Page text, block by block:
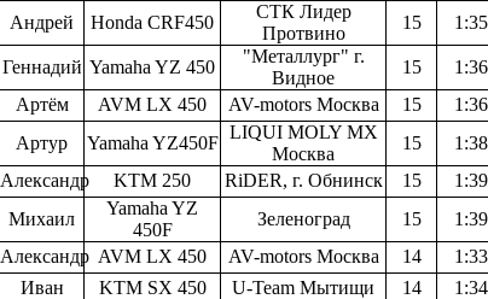
Андрей Honda CRF450
СТК Лидер
Протвино
15
Геннадий Yamaha YZ 450
"Металлург" г.
Видное
15
Артём AVM LX 450 AV-motors Москва 15
Артур Yamaha YZ450F
LIQUI MOLY MX
Москва
15
Александр KTM 250 RiDER, г. Обнинск 15
Михаил
Yamaha YZ
450F
Зеленоград 15
Александр AVM LX 450 AV-motors Москва 14
Иван KTM SX 450 U-Team Мытищи 14